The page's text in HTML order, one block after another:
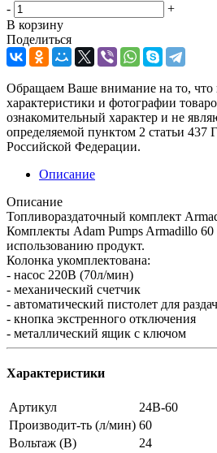
-
+
В корзину
Поделиться
Обращаем Ваше внимание на то,
характеристики и фотографии
ознакомительный характер и не
определяемой пунктом 2 статьи 437
Российской Федерации.
Описание
Описание
Топливораздаточный комплект
Комплекты Adam Pumps Armadillo 60
использованию продукт.
Колонка укомплектована:
- насос 220В (70л/мин)
- механический счетчик
- автоматический пистолет для
- кнопка экстренного отключения
- металлический ящик с ключом
Характеристики
Артикул
24B-60
Производит-ть (л/мин) 60
Вольтаж (В)
24